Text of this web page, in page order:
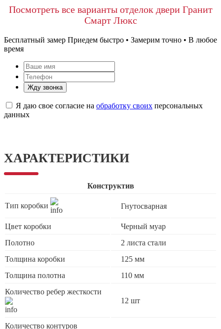
Посмотреть все варианты отделок двери Гранит
Смарт Люкс
Бесплатный замер Приедем быстро • Замерим точно • В любое
время
Жду звонка
Я даю свое согласие на обработку своих персональных
данных
ХАРАКТЕРИСТИКИ
Конструктив
Тип коробки Гнутосварная
Цвет коробки
Черный муар
Полотно
2 листа стали
Толщина коробки
125 мм
Толщина полотна
110 мм
Количество ребер жесткости
12 шт
Количество контуров